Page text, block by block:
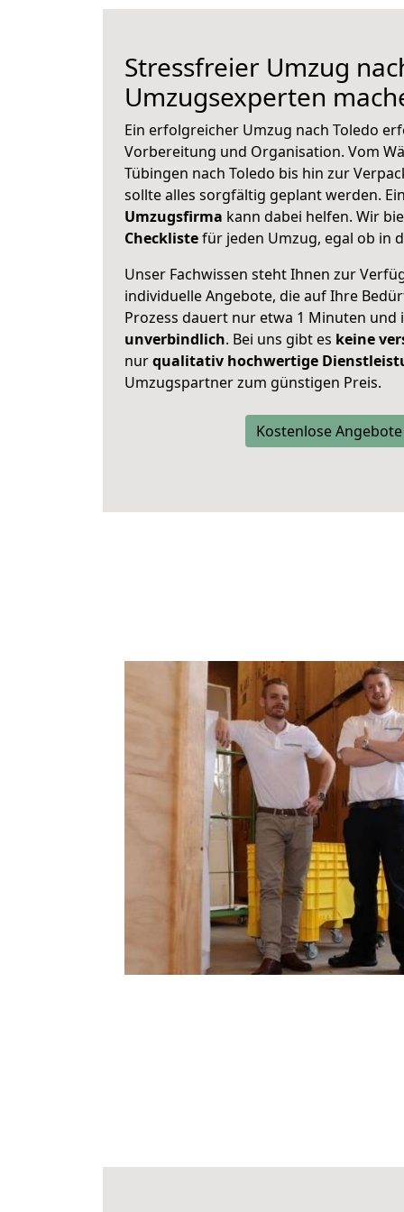
Stressfreier Umzug
Umzugsexperten
Ein erfolgreicher Umzug nach Toledo
Vorbereitung und Organisation. Vom
Tübingen nach Toledo bis hin zur
sollte alles sorgfältig geplant werden.
Umzugsfirma kann dabei helfen. Wir
Checklistefür jeden Umzug, egal ob in
Unser Fachwissen steht Ihnen zur
individuelle Angebote, die auf Ihre
Prozess dauert nur etwa 1 Minuten und
unverbindlich. Bei uns gibt es keine
nurqualitativ hochwertige
Umzugspartner zum günstigen Preis.
Kostenlose